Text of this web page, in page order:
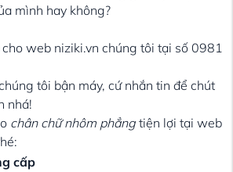
mình hay không?
web niziki.vn chúng tôi tại số 0981
tôi bận máy, cứ nhắn tin để chút
nhá!
chân chữ nhôm phẳngtiện lợi tại web
cấp